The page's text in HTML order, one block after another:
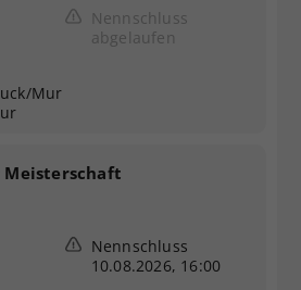
Nennschluss
abgelaufen
Mur
Meisterschaft
Nennschluss
10.08.2026, 16:00